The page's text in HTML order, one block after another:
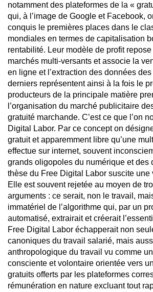
notamment des plateformes de la «
qui, à l’image de Google et Facebook,
conquis le premières places dans le
mondiales en termes de capitalisation
rentabilité. Leur modèle de profit
marchés multi-versants et associe la
en ligne et l’extraction des données
derniers représentent ainsi à la fois le
producteurs de la principale matière
l’organisation du marché publicitaire
gratuité marchande. C’est ce que l’on
Digital Labor. Par ce concept on
gratuit et apparemment libre qu’une
effectue sur internet, souvent
grands oligopoles du numérique et des
thèse du Free Digital Labor suscite une
Elle est souvent rejetée au moyen de
arguments : ce serait, non le travail,
immatériel de l’algorithme qui, par un
automatisé, extrairait et créerait
Free Digital Labor échapperait non
canoniques du travail salarié, mais
anthropologique du travail vu comme
consciente et volontaire orientée vers
gratuits offerts par les plateformes
rémunération en nature excluant tout